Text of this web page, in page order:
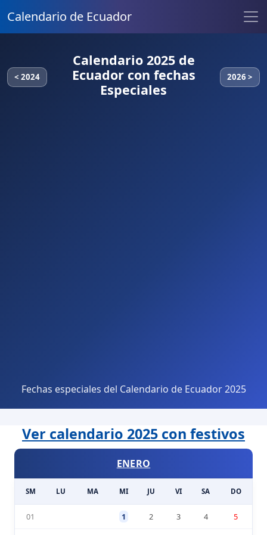
Calendario de Ecuador
< 2024
Calendario 2025 de
Ecuador con fechas
Especiales
2026 >
Fechas especiales del Calendario de Ecuador 2025
Ver calendario 2025 con festivos
ENERO
SM LU MA MI JU VI SA DO
01 1 2 3 4 5